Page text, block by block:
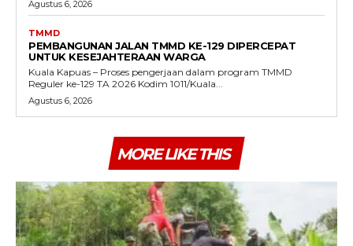
Agustus 6, 2026
TMMD
PEMBANGUNAN JALAN TMMD KE-129 DIPERCEPAT
UNTUK KESEJAHTERAAN WARGA
Kuala Kapuas – Proses pengerjaan dalam program TMMD
Reguler ke-129 TA 2026 Kodim 1011/Kuala...
Agustus 6, 2026
MORE LIKE THIS